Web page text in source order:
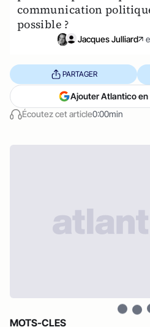
communication
possible ?
Jacques Julliard
Écoutez cet article0:00min
PARTAGER
Ajouter Atlantico en
MOTS-CLES